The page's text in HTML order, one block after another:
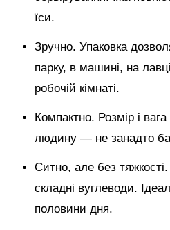
їси.
Зручно. Упаковка
парку, в машині, на
робочій кімнаті.
Компактно. Розмір і
людину — не занадто
Ситно, але без
складні вуглеводи.
половини дня.